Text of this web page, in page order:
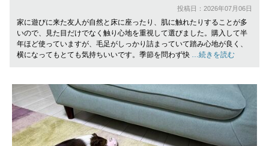
投稿日：2026年07月06日
家に遊びに来た友人が自然と床に座ったり、肌に触れたりすることが多
いので、見た目だけでなく触り心地を重視して選びました。購入して半
年ほど使っていますが、毛足がしっかり詰まっていて踏み心地が良く、
横になってもとても気持ちいいです。季節を問わず快 …続きを読む